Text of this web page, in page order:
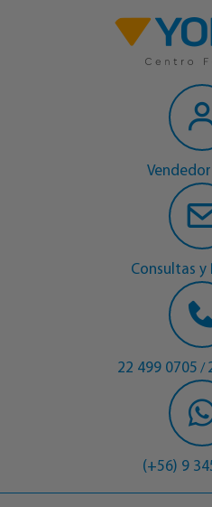
Vendedor
Consultas y
22 499 0705 /
(+56) 9